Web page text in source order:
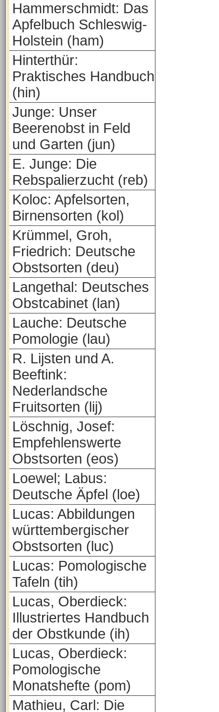
Hammerschmidt: Das
Apfelbuch Schleswig-
Holstein (ham)
Hinterthür:
Praktisches Handbuch
(hin)
Junge: Unser
Beerenobst in Feld
und Garten (jun)
E. Junge: Die
Rebspalierzucht (reb)
Koloc: Apfelsorten,
Birnensorten (kol)
Krümmel, Groh,
Friedrich: Deutsche
Obstsorten (deu)
Langethal: Deutsches
Obstcabinet (lan)
Lauche: Deutsche
Pomologie (lau)
R. Lijsten und A.
Beeftink:
Nederlandsche
Fruitsorten (lij)
Löschnig, Josef:
Empfehlenswerte
Obstsorten (eos)
Loewel; Labus:
Deutsche Äpfel (loe)
Lucas: Abbildungen
württembergischer
Obstsorten (luc)
Lucas: Pomologische
Tafeln (tih)
Lucas, Oberdieck:
Illustriertes Handbuch
der Obstkunde (ih)
Lucas, Oberdieck:
Pomologische
Monatshefte (pom)
Mathieu, Carl: Die